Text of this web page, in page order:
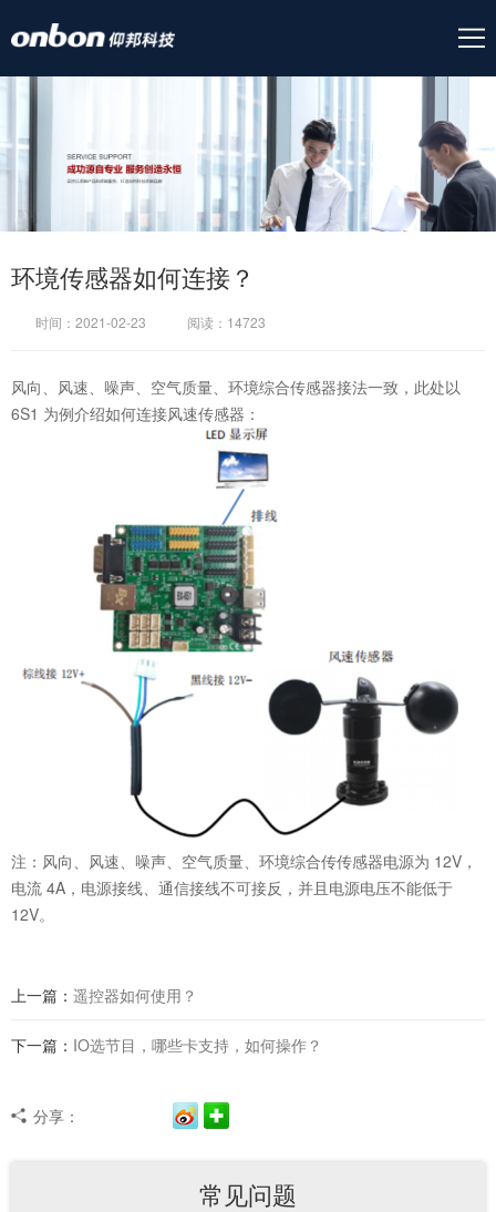
环境传感器如何连接？
时间：2021-02-23 阅读：14723
风向、风速、噪声、空气质量、环境综合传感器接法一致，此处以
6S1 为例介绍如何连接风速传感器：
注：风向、风速、噪声、空气质量、环境综合传传感器电源为 12V，
电流 4A，电源接线、通信接线不可接反，并且电源电压不能低于
12V。
上一篇： 遥控器如何使用？
下一篇： IO选节目，哪些卡支持，如何操作？
分享：
常见问题